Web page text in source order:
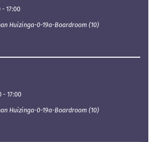
- 17:00
Huizinga-0-19a-Boardroom (10)
- 17:00
Huizinga-0-19a-Boardroom (10)